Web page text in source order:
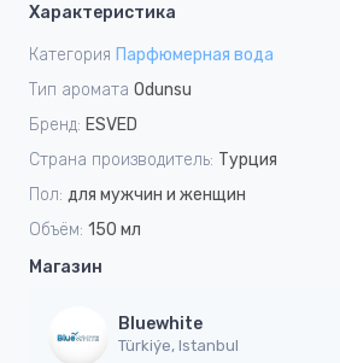
Характеристика
Категория Парфюмерная вода
Тип аромата Odunsu
Бренд: ESVED
Страна производитель: Турция
Пол: для мужчин и женщин
Объём: 150 мл
Магазин
Bluewhite
Türkiýe, Istanbul